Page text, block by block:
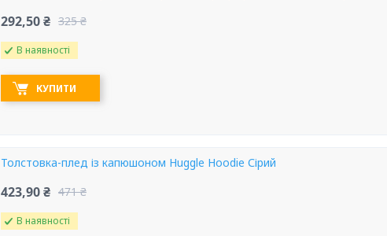
292,50 ₴ 325 ₴
В наявності
КУПИТИ
Толстовка-плед із капюшоном Huggle Hoodie Сірий
423,90 ₴ 471 ₴
В наявності